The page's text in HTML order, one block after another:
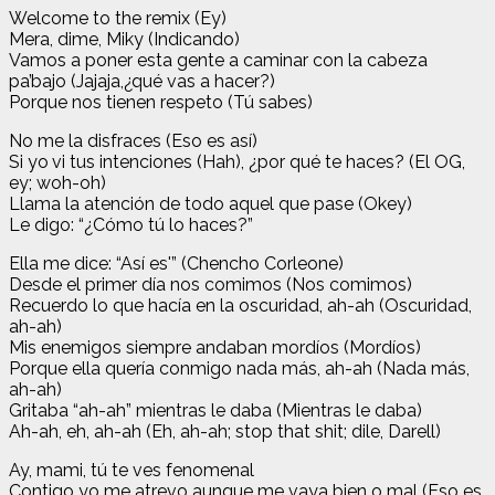
Welcome to the remix (Ey)
Mera, dime, Miky (Indicando)
Vamos a poner esta gente a caminar con la cabeza
pa’bajo (Jajaja,¿qué vas a hacer?)
Porque nos tienen respeto (Tú sabes)
No me la disfraces (Eso es así)
Si yo vi tus intenciones (Hah), ¿por qué te haces? (El OG,
ey; woh-oh)
Llama la atención de todo aquel que pase (Okey)
Le digo: “¿Cómo tú lo haces?”
Ella me dice: “Así es'” (Chencho Corleone)
Desde el primer día nos comimos (Nos comimos)
Recuerdo lo que hacía en la oscuridad, ah-ah (Oscuridad,
ah-ah)
Mis enemigos siempre andaban mordíos (Mordíos)
Porque ella quería conmigo nada más, ah-ah (Nada más,
ah-ah)
Gritaba “ah-ah” mientras le daba (Mientras le daba)
Ah-ah, eh, ah-ah (Eh, ah-ah; stop that shit; dile, Darell)
Ay, mami, tú te ves fenomenal
Contigo yo me atrevo aunque me vaya bien o mal (Eso es